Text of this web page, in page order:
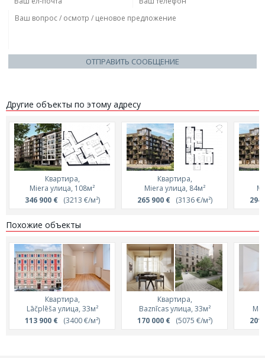
ОТПРАВИТЬ СООБЩЕНИЕ
Другие объекты по этому адресу
Квартира,
Miera улица, 108м²
346 900 €(3213 €/м²)
Квартира,
Miera улица, 84м²
265 900 €(3136 €/м²)
294
Похожие объекты
Квартира,
Lāčplēša улица, 33м²
113 900 €(3400 €/м²)
Квартира,
Baznīcas улица, 33м²
170 000 €(5075 €/м²)
201